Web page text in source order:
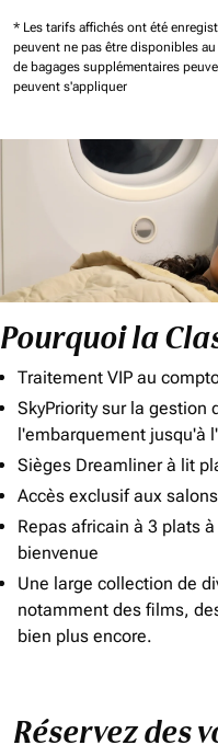
* Les tarifs affichés ont été
peuvent ne pas être disponibles
de bagages supplémentaires
peuvent s'appliquer
Pourquoi la
Traitement VIP au
SkyPriority sur la gestion
l'embarquement jusqu'à
Sièges Dreamliner à lit
Accès exclusif aux
Repas africain à 3 plats
bienvenue
Une large collection de
notamment des films,
bien plus encore.
Réservez des